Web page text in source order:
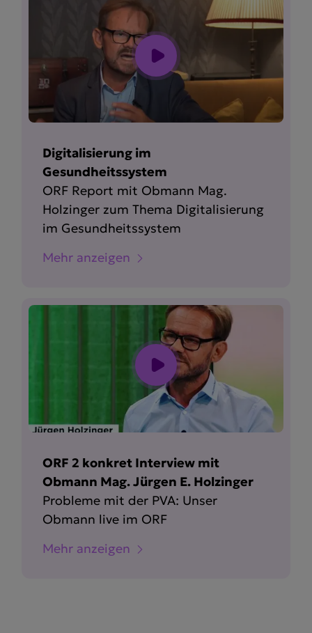
Digitalisierung im
Gesundheitssystem
ORF Report mit Obmann Mag.
Holzinger zum Thema Digita­li­sierung
im Gesund­heits­system
Mehr anzeigen
ORF 2 konkret Interview mit
Obmann Mag. Jürgen E. Holzinger
Probleme mit der PVA: Unser
Obmann live im ORF
Mehr anzeigen